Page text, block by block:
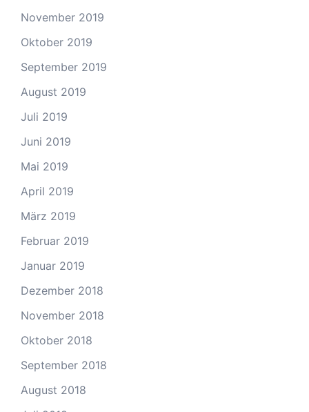
November 2019
Oktober 2019
September 2019
August 2019
Juli 2019
Juni 2019
Mai 2019
April 2019
März 2019
Februar 2019
Januar 2019
Dezember 2018
November 2018
Oktober 2018
September 2018
August 2018